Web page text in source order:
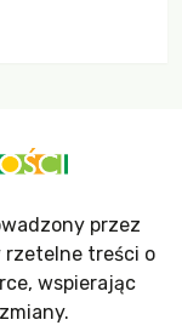
przez
rzetelne treści o
wspierając